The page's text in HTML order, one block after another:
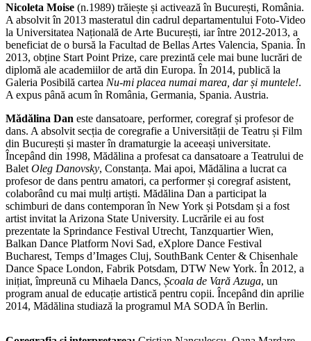
Nicoleta Moise (n.1989) trăiește și activează în București, România.
A absolvit în 2013 masteratul din cadrul departamentului Foto-Video
la Universitatea Națională de Arte București, iar între 2012-2013, a
beneficiat de o bursă la Facultad de Bellas Artes Valencia, Spania. În
2013, obține Start Point Prize, care prezintă cele mai bune lucrări de
diplomă ale academiilor de artă din Europa. În 2014, publică la
Galeria Posibilă cartea Nu-mi placea numai marea, dar și muntele!.
A expus până acum în România, Germania, Spania. Austria.
Mădălina Dan este dansatoare, performer, coregraf și profesor de
dans. A absolvit secția de coregrafie a Universității de Teatru și Film
din București și master în dramaturgie la aceeași universitate.
Începând din 1998, Mădălina a profesat ca dansatoare a Teatrului de
Balet Oleg Danovsky, Constanța. Mai apoi, Mădălina a lucrat ca
profesor de dans pentru amatori, ca performer și coregraf asistent,
colaborând cu mai mulți artiști. Mădălina Dan a participat la
schimburi de dans contemporan în New York și Potsdam și a fost
artist invitat la Arizona State University. Lucrările ei au fost
prezentate la Sprindance Festival Utrecht, Tanzquartier Wien,
Balkan Dance Platform Novi Sad, eXplore Dance Festival
Bucharest, Temps d’Images Cluj, SouthBank Center & Chisenhale
Dance Space London, Fabrik Potsdam, DTW New York. În 2012, a
inițiat, împreună cu Mihaela Dancs, Școala de Vară Azuga, un
program anual de educație artistică pentru copii. Începând din aprilie
2014, Mădălina studiază la programul MA SODA în Berlin.